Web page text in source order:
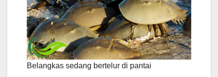
Belangkas sedang bertelur di pantai